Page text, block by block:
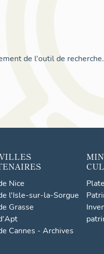
de l'outil de recherche.
Nice
l'Isle-sur-la-Sorgue
Grasse
Cannes - Archives